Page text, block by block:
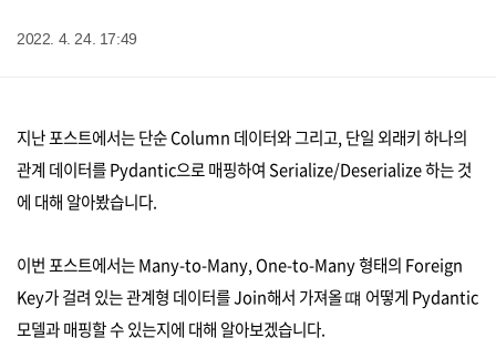
2022. 4. 24. 17:49
지난 포스트에서는 단순 Column 데이터와 그리고, 단일 외래키 하나의
관계 데이터를 Pydantic으로 매핑하여 Serialize/Deserialize 하는 것
에 대해 알아봤습니다.
이번 포스트에서는 Many-to-Many, One-to-Many 형태의 Foreign
Key가 걸려 있는 관계형 데이터를 Join해서 가져올 떄 어떻게 Pydantic
모델과 매핑할 수 있는지에 대해 알아보겠습니다.